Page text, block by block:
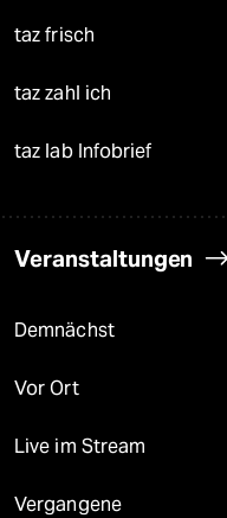
taz frisch
taz zahl ich
taz lab Infobrief
Veranstaltungen
Demnächst
Vor Ort
Live im Stream
Vergangene